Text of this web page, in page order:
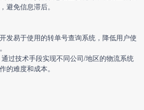
避免信息滞后。
发易于使用的转单号查询系统，降低用户使
过技术手段实现不同公司/地区的物流系统
的难度和成本。